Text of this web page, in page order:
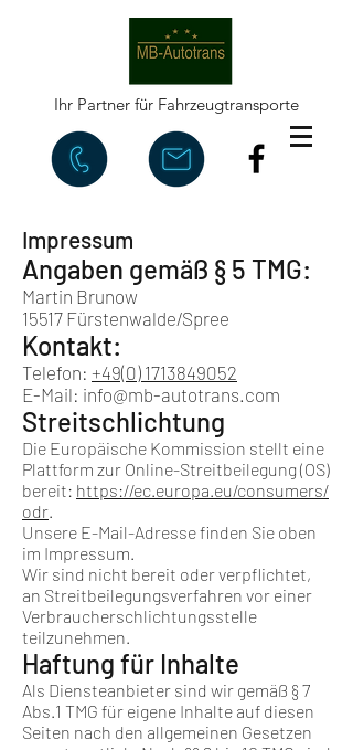
Ihr Partner für Fahrzeugtransporte
Impressum
Angaben gemäß § 5 TMG:
Martin Brunow
15517 Fürstenwalde/Spree
Kontakt:
Telefon: +49(0) 1713849052
E-Mail: info@mb-autotrans.com
Streitschlichtung
Die Europäische Kommission stellt eine
Plattform zur Online-Streitbeilegung (OS)
bereit: https://ec.europa.eu/consumers/
odr.
Unsere E-Mail-Adresse finden Sie oben
im Impressum.
Wir sind nicht bereit oder verpflichtet,
an Streitbeilegungsverfahren vor einer
Verbraucherschlichtungsstelle
teilzunehmen.
Haftung für Inhalte
Als Diensteanbieter sind wir gemäß § 7
Abs.1 TMG für eigene Inhalte auf diesen
Seiten nach den allgemeinen Gesetzen